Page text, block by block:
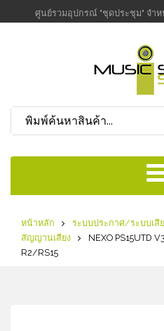
ศูนย์รวมอุปกรณ์ "ชุดประชุม" จำ
หน้าหลัก ระบบประกาศ/ระบบเสี
สัญญานเสียง
NEXO PS15UTD
R2/RS15